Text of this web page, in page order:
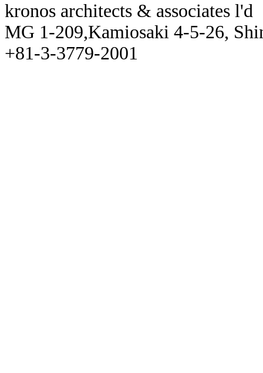
kronos architects & associates l'd
MG 1-209,Kamiosaki 4-5-26,
+81-3-3779-2001